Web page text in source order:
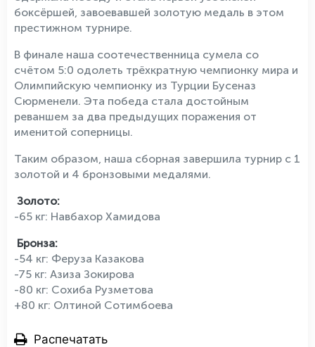
боксёршей, завоевавшей золотую медаль в этом
престижном турнире.
В финале наша соотечественница сумела со
счётом 5:0 одолеть трёхкратную чемпионку мира и
Олимпийскую чемпионку из Турции Бусеназ
Сюрменели. Эта победа стала достойным
реваншем за два предыдущих поражения от
именитой соперницы.
Таким образом, наша сборная завершила турнир с 1
золотой и 4 бронзовыми медалями.
Золото:
-65 кг: Навбахор Хамидова
Бронза:
-54 кг: Феруза Казакова
-75 кг: Азиза Зокирова
-80 кг: Сохиба Рузметова
+80 кг: Олтиной Сотимбоева
Распечатать